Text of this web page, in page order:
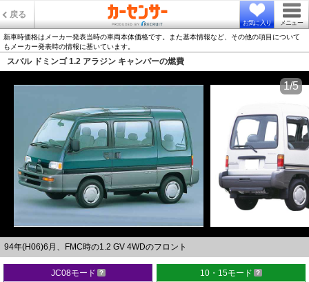
戻る
お気に入り メニュー
新車時価格はメーカー発表当時の車両本体価格です。また基本情報など、その他の項目について
もメーカー発表時の情報に基いています。
スバル ドミンゴ 1.2 アラジン キャンパーの燃費
94年(H06)6月、FMC時の1.2 GV 4WDのフロント
1/5
JC08モード 10・15モード